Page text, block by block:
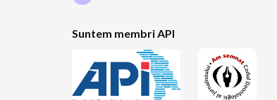
Suntem membri API